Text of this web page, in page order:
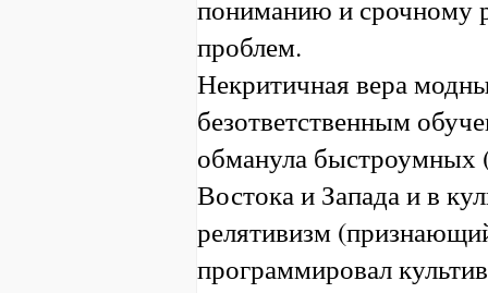
пониманию и срочному
проблем.
Некритичная вера
безответственным
обманула быстроумных
Востока и Запада и в
релятивизм
программировал